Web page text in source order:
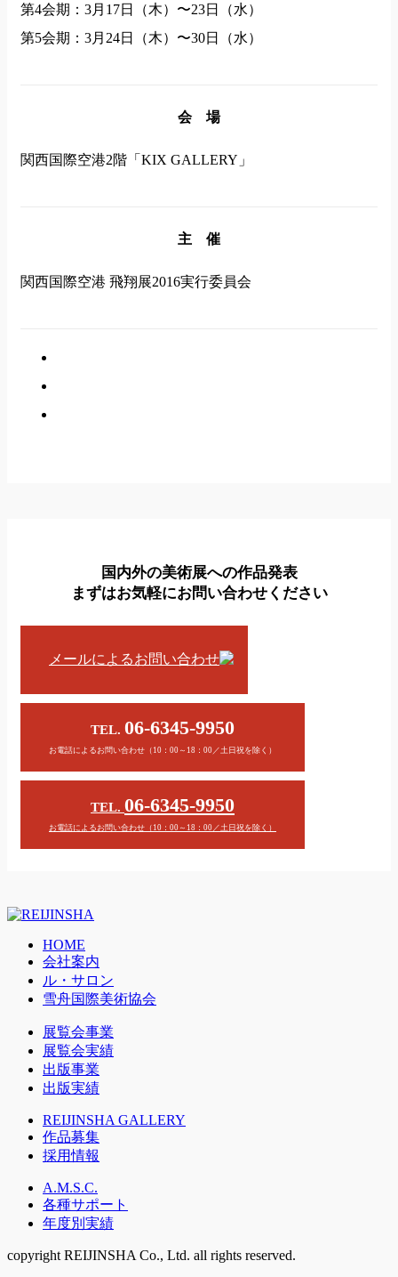
第4会期：3月17日（木）〜23日（水）
第5会期：3月24日（木）〜30日（水）
会 場
関西国際空港2階「KIX GALLERY」
主 催
関西国際空港 飛翔展2016実行委員会
国内外の美術展への作品発表
まずはお気軽にお問い合わせください
メールによるお問い合わせ
TEL. 06-6345-9950
お電話によるお問い合わせ（10：00～18：00／土日祝を除く）
TEL. 06-6345-9950
お電話によるお問い合わせ（10：00～18：00／土日祝を除く）
HOME
会社案内
ル・サロン
雪舟国際美術協会
展覧会事業
展覧会実績
出版事業
出版実績
REIJINSHA GALLERY
作品募集
採用情報
A.M.S.C.
各種サポート
年度別実績
copyright REIJINSHA Co., Ltd. all rights reserved.